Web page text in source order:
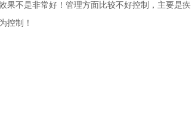
果不是非常好！管理方面比较不好控制，主要是疾
控制！